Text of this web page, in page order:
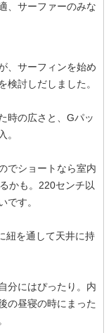
、サーファーのみな
、サーフィンを始め
検討しだしました。
時の広さと、Gパッ
。
でショートなら室内
かも。220センチ以
です。
紐を通して天井に持
分にはぴったり。内
の昼寝の時にまった